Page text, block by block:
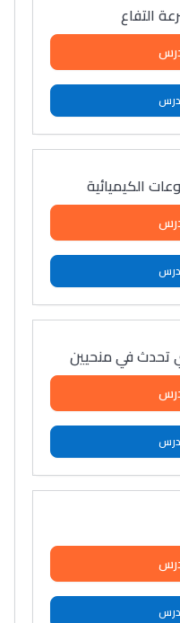
التفاع
الكيميائية
تحدث في منحيين